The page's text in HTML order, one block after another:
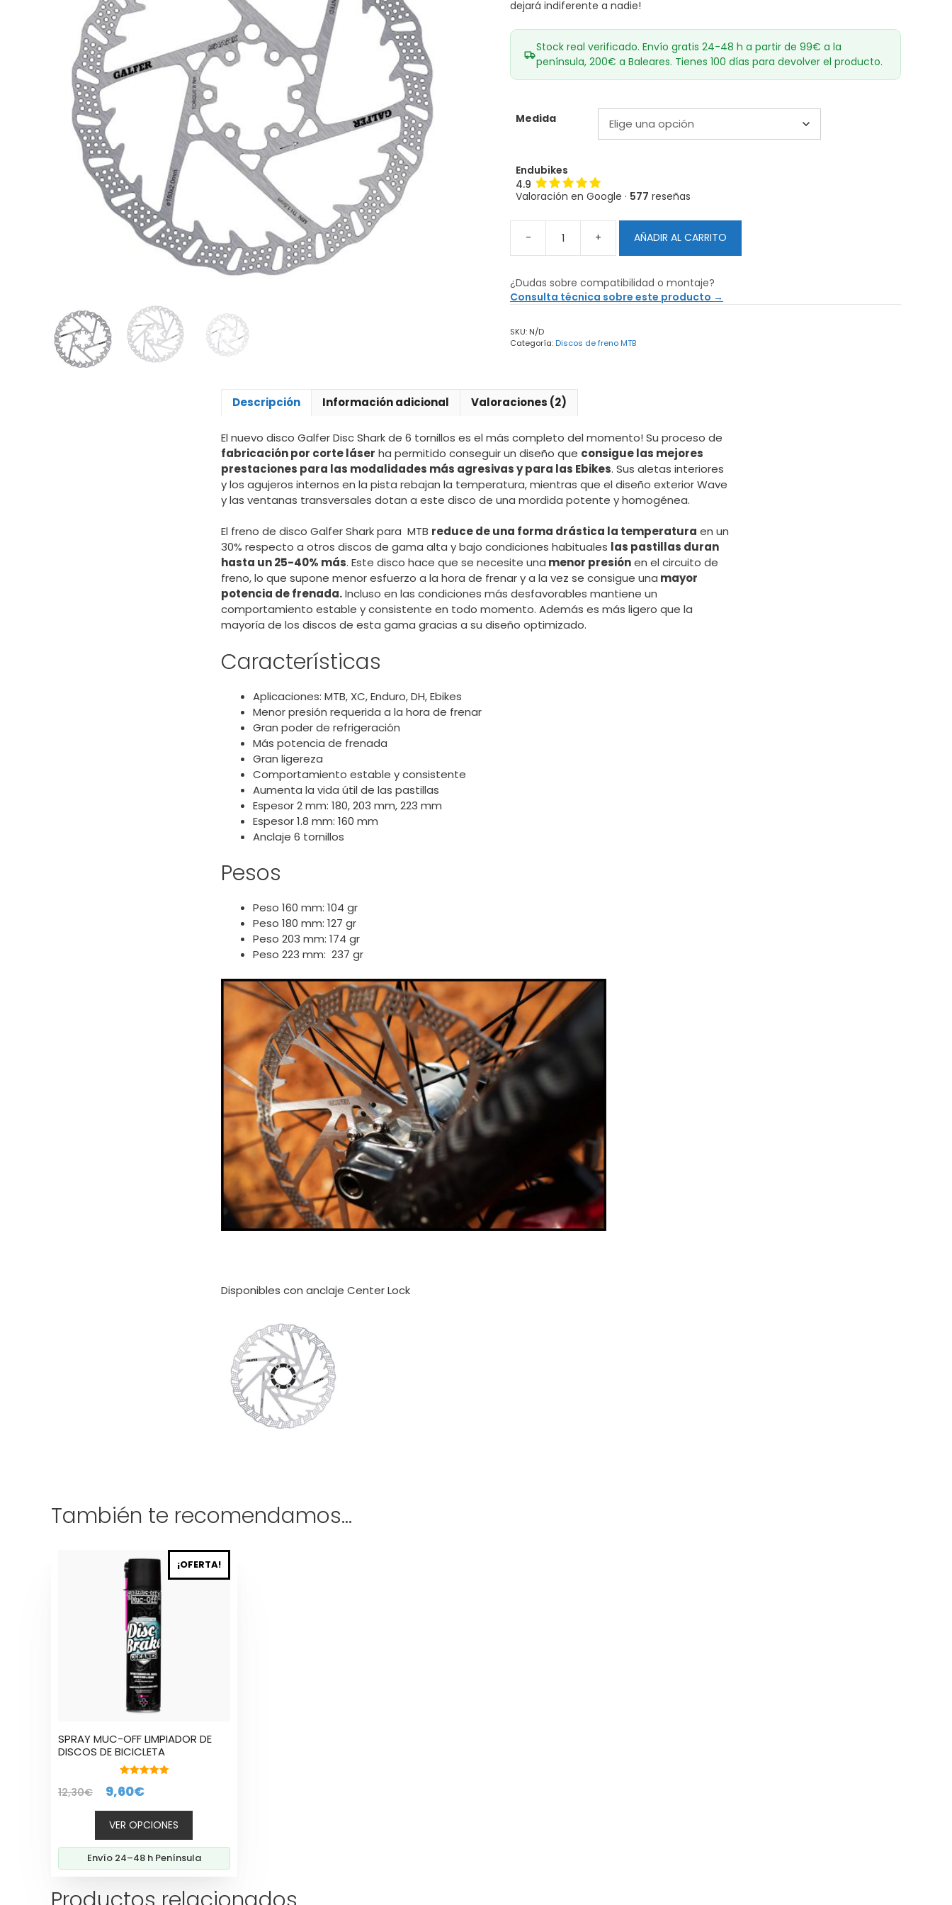
dejará indiferente a nadie!
Stock real verificado. Envío gratis 24-48 h a partir de 99€ a la
península, 200€ a Baleares. Tienes 100 días para devolver el producto.
Medida
Endubikes
4.9
Valoración en Google · 577 reseñas
-
Galfer
Shark
6
cantidad
+ AÑADIR AL CARRITO
¿Dudas sobre compatibilidad o montaje?
Consulta técnica sobre este producto →
SKU: N/D
Categoría:Discos de freno MTB
Descripción Información adicional Valoraciones (2)
El nuevo disco Galfer Disc Shark de 6 tornillos es el más completo del momento! Su proceso de
fabricación por corte láser ha permitido conseguir un diseño que consigue las mejores
prestaciones para las modalidades más agresivas y para las Ebikes. Sus aletas interiores
y los agujeros internos en la pista rebajan la temperatura, mientras que el diseño exterior Wave
y las ventanas transversales dotan a este disco de una mordida potente y homogénea.
El freno de disco Galfer Shark para MTB reduce de una forma drástica la temperatura en un
30% respecto a otros discos de gama alta y bajo condiciones habituales las pastillas duran
hasta un 25-40% más. Este disco hace que se necesite una menor presiónen el circuito de
freno, lo que supone menor esfuerzo a la hora de frenar y a la vez se consigue una mayor
potencia de frenada.Incluso en las condiciones más desfavorables mantiene un
comportamiento estable y consistente en todo momento. Además es más ligero que la
mayoría de los discos de esta gama gracias a su diseño optimizado.
Características
Aplicaciones: MTB, XC, Enduro, DH, Ebikes
Menor presión requerida a la hora de frenar
Gran poder de refrigeración
Más potencia de frenada
Gran ligereza
Comportamiento estable y consistente
Aumenta la vida útil de las pastillas
Espesor 2 mm: 180, 203 mm, 223 mm
Espesor 1.8 mm: 160 mm
Anclaje 6 tornillos
Pesos
Peso 160 mm: 104 gr
Peso 180 mm: 127 gr
Peso 203 mm: 174 gr
Peso 223 mm: 237 gr
Disponibles con anclaje Center Lock
También te recomendamos…
¡OFERTA!
SPRAY MUC-OFF LIMPIADOR DE
DISCOS DE BICICLETA
de 5
12,30€
El
precio
original
era:
12,30€.
9,60€El
precio
actual
es:
9,60€.
VER OPCIONES
página
de
Envío 24–48 h Península